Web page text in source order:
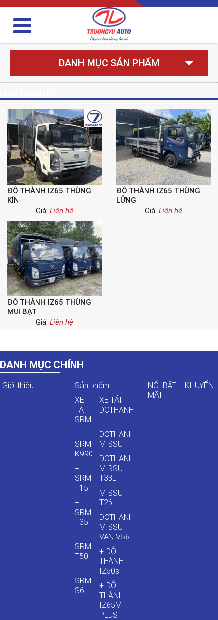
DANH MỤC SẢN PHẨM
ĐÔ THÀNH IZ65 THÙNG
KÍN
Giá: Liên hệ
ĐÔ THÀNH IZ65 THÙNG
LỬNG
Giá: Liên hệ
ĐÔ THÀNH IZ65 THÙNG
MUI BẠT
Giá: Liên hệ
DANH MỤC CHÍNH
Giới thiệu
Sản phẩm
XE
TẢI
SRM
+
SRM
K990
+
SRM
T15
+
SRM
T35
+
SRM
T50
+
SRM
S6
XE TẢI
DOTHANH
–
DOTHANH
MISSU
DOTHANH
MISSU
T33L
MISSU
T26
DOTHANH
MISSU
VAN V56
+ ĐÔ
THÀNH
IZ50s
+ ĐÔ
THÀNH
IZ65M
PLUS
NỔI BẬT – KHUYẾN
MÃI